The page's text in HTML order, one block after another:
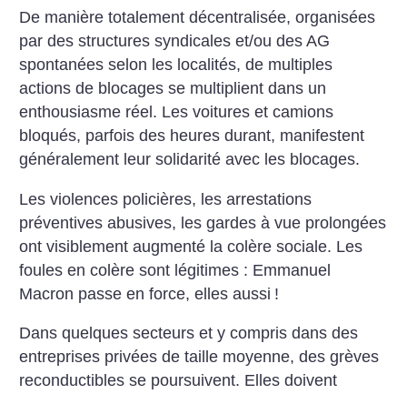
De manière totalement décentralisée, organisées
par des structures syndicales et/ou des AG
spontanées selon les localités, de multiples
actions de blocages se multiplient dans un
enthousiasme réel. Les voitures et camions
bloqués, parfois des heures durant, manifestent
généralement leur solidarité avec les blocages.
Les violences policières, les arrestations
préventives abusives, les gardes à vue prolongées
ont visiblement augmenté la colère sociale. Les
foules en colère sont légitimes : Emmanuel
Macron passe en force, elles aussi !
Dans quelques secteurs et y compris dans des
entreprises privées de taille moyenne, des grèves
reconductibles se poursuivent. Elles doivent